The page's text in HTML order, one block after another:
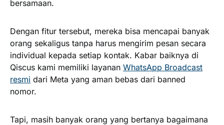
bersamaan.
Dengan fitur tersebut, mereka bisa mencapai banyak
orang sekaligus tanpa harus mengirim pesan secara
individual kepada setiap kontak. Kabar baiknya di
Qiscus kami memiliki layanan WhatsApp Broadcast
resmi dari Meta yang aman bebas dari banned
nomor.
Tapi, masih banyak orang yang bertanya bagaimana